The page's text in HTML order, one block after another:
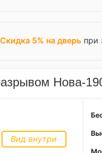
Скидка 5% на дверь при
Нова-
Вид внутри